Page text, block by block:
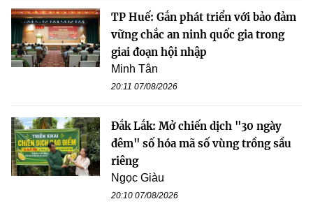
TP Huế: Gắn phát triển với bảo đảm
vững chắc an ninh quốc gia trong
giai đoạn hội nhập
Minh Tân
20:11 07/08/2026
Đắk Lắk: Mở chiến dịch "30 ngày
đêm" số hóa mã số vùng trồng sầu
riêng
Ngọc Giàu
20:10 07/08/2026